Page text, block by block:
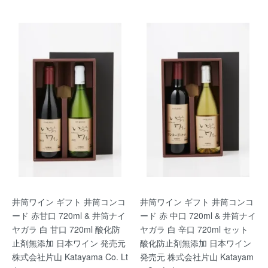
井筒ワイン ギフト 井筒コンコ
ード 赤甘口 720ml & 井筒ナイ
ヤガラ 白 甘口 720ml 酸化防
止剤無添加 日本ワイン 発売元
株式会社片山 Katayama Co. Lt
井筒ワイン ギフト 井筒コンコ
ード 赤 中口 720ml & 井筒ナイ
ヤガラ 白 辛口 720ml セット
酸化防止剤無添加 日本ワイン
発売元 株式会社片山 Katayam